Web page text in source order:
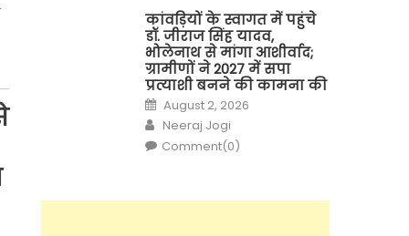
कांवड़ियों के स्वागत में पहुंचे
डॉ. जीराज सिंह यादव,
भोलेनाथ से मांगा आशीर्वाद;
ग्रामीणों ने 2027 में सपा
प्रत्याशी बनने की कामना की
Posted
on
August 2, 2026
Author
Neeraj Jogi
Comment(0)